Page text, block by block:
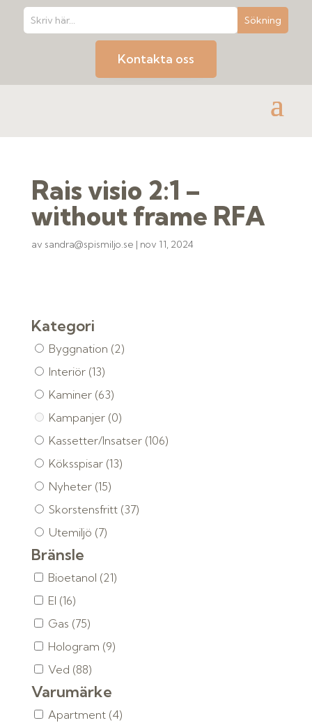
Kontakta oss
Rais visio 2:1 –
without frame RFA
av sandra@spismiljo.se | nov 11, 2024
Kategori
Byggnation (2)
Interiör (13)
Kaminer (63)
Kampanjer (0)
Kassetter/Insatser (106)
Köksspisar (13)
Nyheter (15)
Skorstensfritt (37)
Utemiljö (7)
Bränsle
Bioetanol (21)
El (16)
Gas (75)
Hologram (9)
Ved (88)
Varumärke
Apartment (4)